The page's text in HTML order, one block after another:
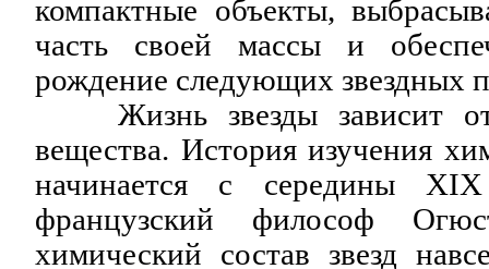
компактные объекты,
часть своей массы и
рождение следующих звездных
Жизнь звезды зависит от
вещества. История изучения
начинается с середины
французский философ
химический состав звезд